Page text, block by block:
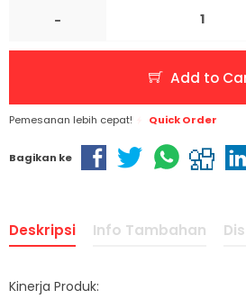
-
Add to
Pemesanan lebih cepat! Quick Order
Bagikan ke
Deskripsi Info Tambahan
Kinerja Produk: